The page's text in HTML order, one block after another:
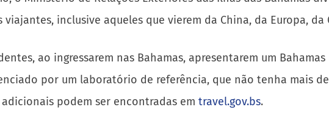
inclusive aqueles que vierem da China, da Europa, da
ao ingressarem nas Bahamas, apresentarem um
por um laboratório de referência, que não tenha mais
podem ser encontradas em travel.gov.bs.